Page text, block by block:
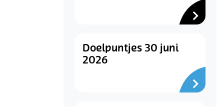
Doelpuntjes 30 juni
2026